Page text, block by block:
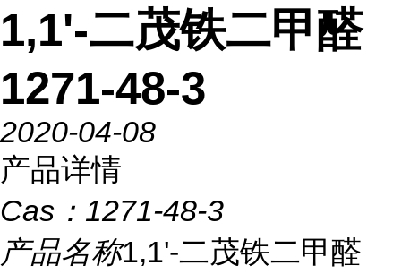
1,1'-二茂铁二甲醛
1271-48-3
2020-04-08
产品详情
Cas： 1271-48-3
产品名称1,1'-二茂铁二甲醛